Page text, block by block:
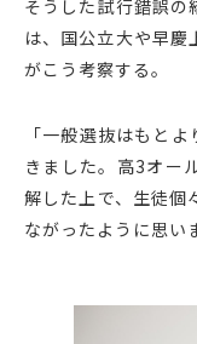
そうした試行錯誤
は、国公立大や早
がこう考察する。
「一般選抜はもと
きました。高3オー
解した上で、生徒個
ながったように思い